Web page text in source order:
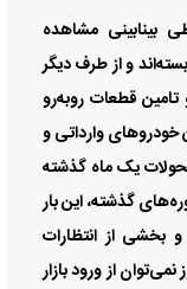
بینابینی مشاهده
و از طرف دیگر
تامین قطعات روبه‌رو
وارداتی و
یک ماه گذشته
گذشته، این بار
بخشی از انتظارات
از ورود بازار